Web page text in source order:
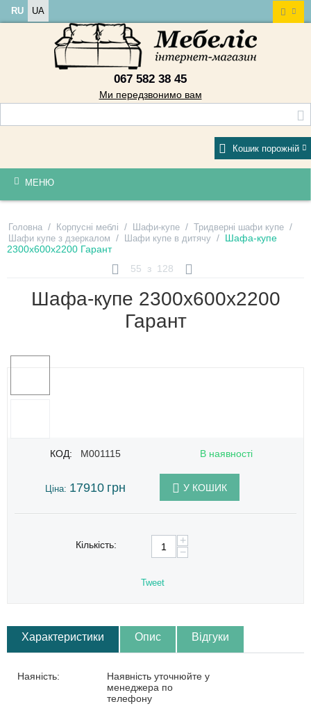
RU UA
067 582 38 45
Ми передзвонимо вам
Кошик порожній
МЕНЮ
Головна / Корпусні меблі / Шафи-купе / Тридверні шафи купе /
Шафи купе з дзеркалом / Шафи купе в дитячу / Шафа-купе
2300х600х2200 Гарант
55
з 128
Шафа-купе 2300х600х2200
Гарант
КОД: M001115 В наявності
Ціна: 17910 грн У КОШИК
Кількість:
+
−
Tweet
Характеристики Опис Відгуки
Наяність:
Наявність уточнюйте у
менеджера по
телефону